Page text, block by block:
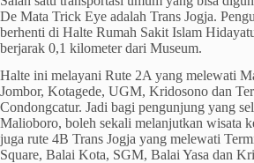
De Mata Trick Eye adalah Trans Jogja.
berhenti di Halte Rumah Sakit Islam
berjarak 0,1 kilometer dari Museum.
Halte ini melayani Rute 2A yang melewati
Jombor, Kotagede, UGM, Kridosono dan
Condongcatur. Jadi bagi pengunjung yang
Malioboro, boleh sekali melanjutkan wisata
juga rute 4B Trans Jogja yang melewati
Square, Balai Kota, SGM, Balai Yasa dan